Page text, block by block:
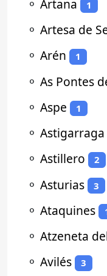
⚬ Artana 1
⚬ Artesa de
⚬ Arén 1
⚬ As Pontes
⚬ Aspe 1
⚬ Astigarraga
⚬ Astillero 2
⚬ Asturias 3
⚬ Ataquines
⚬ Atzeneta
⚬ Avilés 3